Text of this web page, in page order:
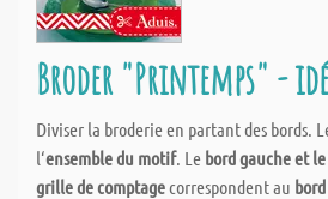
Broder "Printemps" -
Diviser la broderie en partant des bords.
l‘ensemble du motif. Le bord gauche et
grille de comptagecorrespondent au